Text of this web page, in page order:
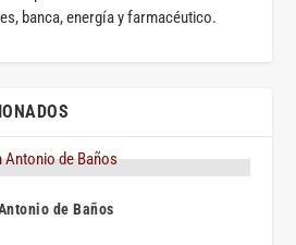
banca, energía y farmacéutico.
de Baños